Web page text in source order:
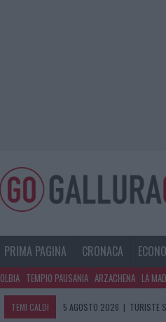
PRIMA PAGINA CRONACA
OLBIA TEMPIO PAUSANIA ARZACHENA LA
TEMI CALDI 5 AGOSTO 2026 | TURISTE